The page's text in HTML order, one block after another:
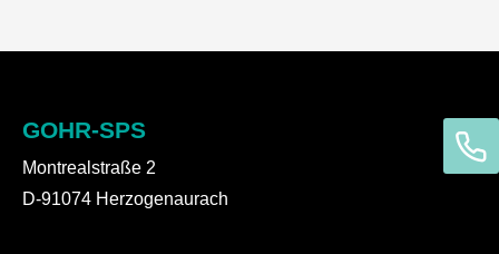
GOHR-SPS
Montrealstraße 2
D-91074 Herzogenaurach